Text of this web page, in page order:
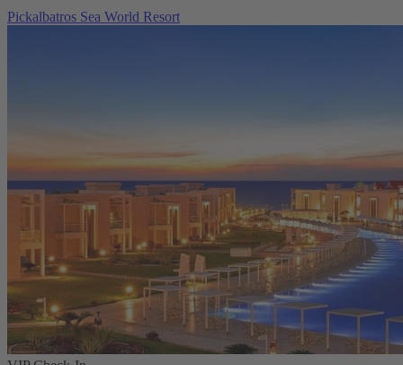
Pickalbatros Sea World Resort